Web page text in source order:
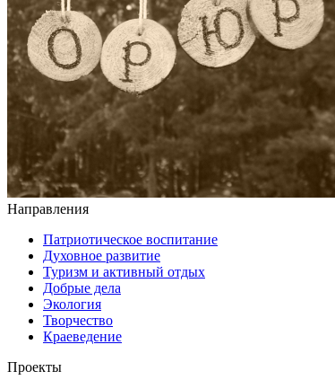
Направления
Патриотическое воспитание
Духовное развитие
Туризм и активный отдых
Добрые дела
Экология
Творчество
Краеведение
Проекты